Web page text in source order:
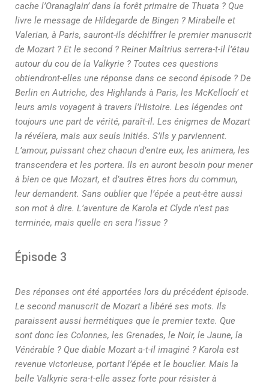
cache l’Oranaglain’ dans la forêt primaire de Thuata ? Que
livre le message de Hildegarde de Bingen ? Mirabelle et
Valerian, à Paris, sauront-ils déchiffrer le premier manuscrit
de Mozart ? Et le second ? Reiner Maltrius serrera-t-il l’étau
autour du cou de la Valkyrie ? Toutes ces questions
obtiendront-elles une réponse dans ce second épisode ? De
Berlin en Autriche, des Highlands à Paris, les McKelloch’ et
leurs amis voyagent à travers l’Histoire. Les légendes ont
toujours une part de vérité, paraît-il. Les énigmes de Mozart
la révélera, mais aux seuls initiés. S’ils y parviennent.
L’amour, puissant chez chacun d’entre eux, les animera, les
transcendera et les portera. Ils en auront besoin pour mener
à bien ce que Mozart, et d’autres êtres hors du commun,
leur demandent. Sans oublier que l’épée a peut-être aussi
son mot à dire. L’aventure de Karola et Clyde n’est pas
terminée, mais quelle en sera l’issue ?
Épisode 3
Des réponses ont été apportées lors du précédent épisode.
Le second manuscrit de Mozart a libéré ses mots. Ils
paraissent aussi hermétiques que le premier texte. Que
sont donc les Colonnes, les Grenades, le Noir, le Jaune, la
Vénérable ? Que diable Mozart a-t-il imaginé ? Karola est
revenue victorieuse, portant l’épée et le bouclier. Mais la
belle Valkyrie sera-t-elle assez forte pour résister à